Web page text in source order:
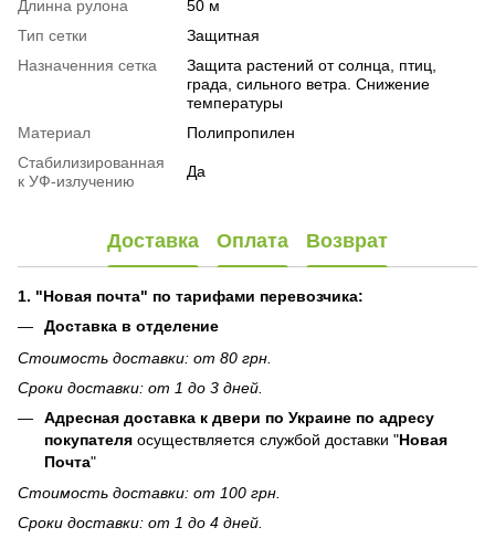
Длинна рулона
50 м
Тип сетки
Защитная
Назначенния сетка
Защита растений от солнца, птиц,
града, сильного ветра. Снижение
температуры
Материал
Полипропилен
Стабилизированная
к УФ-излучению
Да
Доставка Оплата Возврат
1. "Новая почта" по тарифами перевозчика:
Доставка в отделение
Стоимость доставки: от 80 грн.
Сроки доставки: от 1 до 3 дней.
Адресная доставка к двери по Украине по адресу
покупателя осуществляется службой доставки "Новая
Почта"
Стоимость доставки: от 100 грн.
Сроки доставки: от 1 до 4 дней.